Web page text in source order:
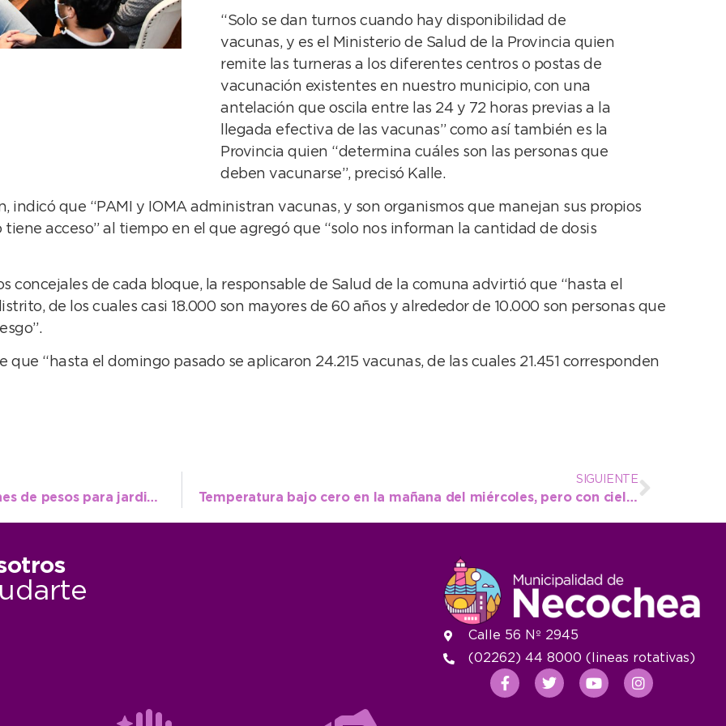
“Solo se dan turnos cuando hay disponibilidad de
vacunas, y es el Ministerio de Salud de la Provincia quien
remite las turneras a los diferentes centros o postas de
vacunación existentes en nuestro municipio, con una
antelación que oscila entre las 24 y 72 horas previas a la
llegada efectiva de las vacunas” como así también es la
Provincia quien “determina cuáles son las personas que
deben vacunarse”, precisó Kalle.
indicó que “PAMI y IOMA administran vacunas, y son organismos que manejan sus propios
acceso” al tiempo en el que agregó que “solo nos informan la cantidad de dosis
concejales de cada bloque, la responsable de Salud de la comuna advirtió que “hasta el
de los cuales casi 18.000 son mayores de 60 años y alrededor de 10.000 son personas que
“hasta el domingo pasado se aplicaron 24.215 vacunas, de las cuales 21.451 corresponden
La comuna recibió un subsidio de 5 millones de pesos para jardines municipales
SIGUIENTE
Temperatura bajo cero en la mañana del miércoles, pero con cielo despejado
Calle 56 Nº 2945
(02262) 44 8000 (lineas rotativas)